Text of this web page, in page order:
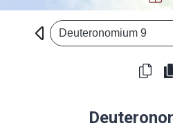
Deuteronomium 9